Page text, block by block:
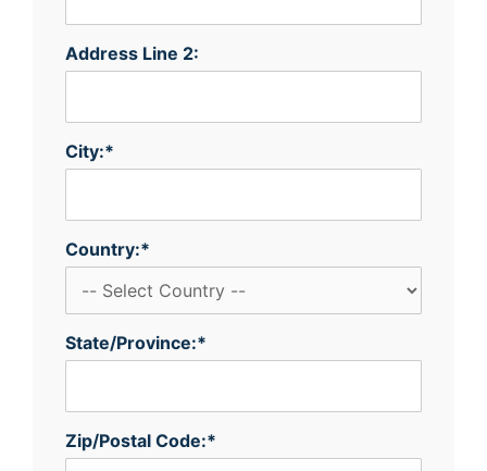
Address Line 2:
City:*
Country:*
State/Province:*
Zip/Postal Code:*